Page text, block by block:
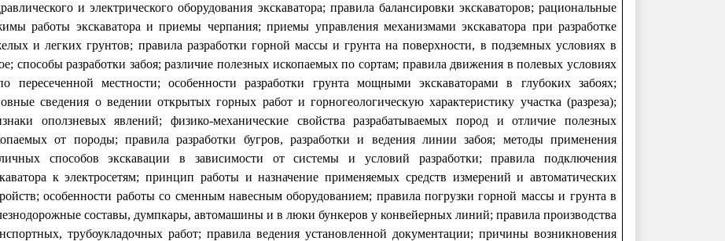
и электрического оборудования экскаватора; правила балансировки экскаваторов; рациональные
работы экскаватора и приемы черпания; приемы управления механизмами экскаватора при разработке
и легких грунтов; правила разработки горной массы и грунта на поверхности, в подземных условиях в
способы разработки забоя; различие полезных ископаемых по сортам; правила движения в полевых условиях
пересеченной местности; особенности разработки грунта мощными экскаваторами в глубоких забоях;
сведения о ведении открытых горных работ и горногеологическую характеристику участка (разреза);
оползневых явлений; физико-механические свойства разрабатываемых пород и отличие полезных
от породы; правила разработки бугров, разработки и ведения линии забоя; методы применения
способов экскавации в зависимости от системы и условий разработки; правила подключения
к электросетям; принцип работы и назначение применяемых средств измерений и автоматических
особенности работы со сменным навесным оборудованием; правила погрузки горной массы и грунта в
составы, думпкары, автомашины и в люки бункеров у конвейерных линий; правила производства
трубоукладочных работ; правила ведения установленной документации; причины возникновения